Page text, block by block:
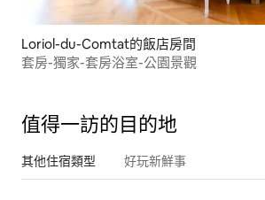
Loriol-du-Comtat的飯店房間
套房-獨家-套房浴室-公園景觀
值得一訪的目的地
其他住宿類型 好玩新鮮事